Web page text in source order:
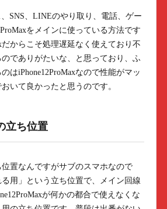
SNS、LINEのやり取り、電話、ゲー
をメインに使っている方法です
だからこそ処理遅延なく使えており不
でありがたいな、と思っており、ふ
はiPhone12ProMaxなので性能がマッ
いて良かったと思うのです。
立ち位置
置なんですがサブのスマホなので
る用」という立ち位置で、メイン回線
が何かの都合で使えなくな